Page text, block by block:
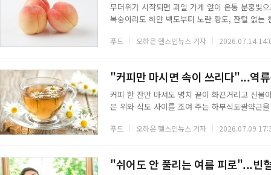
무더위가 시작되면 과일 가게 앞이 온통 분홍빛
복숭아라도 하얀 백도부터 노란 황도, 잔털 없는
다.복숭아는 공통적으로 비타민A와 비타민C가
푸드 오하은 헬스인뉴스 기자 2026.07.14
"커피만 마시면 속이 쓰리다"...역
커피 한 잔만 마셔도 명치 끝이 화끈거리고 신물
은 위와 식도 사이를 조여 주는 하부식도괄약근
다.◇ 캐모마일차캐모마일은 예부터 소화기 불
푸드 오하은 헬스인뉴스 기자 2026.07.09
"쉬어도 안 풀리는 여름 피로"...빈